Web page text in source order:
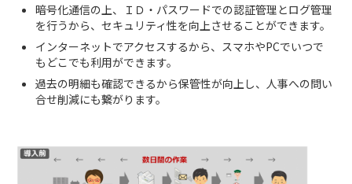
暗号化通信の上、ＩＤ・パスワードでの認証管理とログ管理
を行うから、セキュリティ性を向上させることができます。
インターネットでアクセスするから、スマホやPCでいつで
もどこでも利用ができます。
過去の明細も確認できるから保管性が向上し、人事への問い
合せ削減にも繋がります。